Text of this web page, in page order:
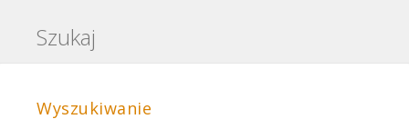
Szukaj
Wyszukiwanie